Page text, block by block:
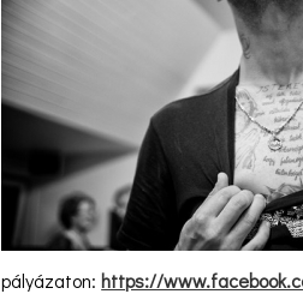
pályázaton:https://